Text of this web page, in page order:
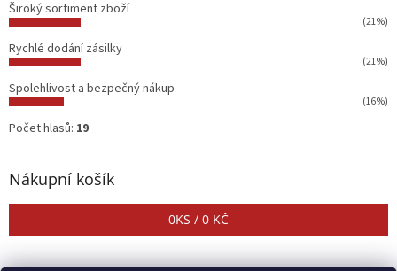
Široký sortiment zboží
(21%)
Rychlé dodání zásilky
(21%)
Spolehlivost a bezpečný nákup
(16%)
Počet hlasů: 19
Nákupní košík
0KS / 0 KČ